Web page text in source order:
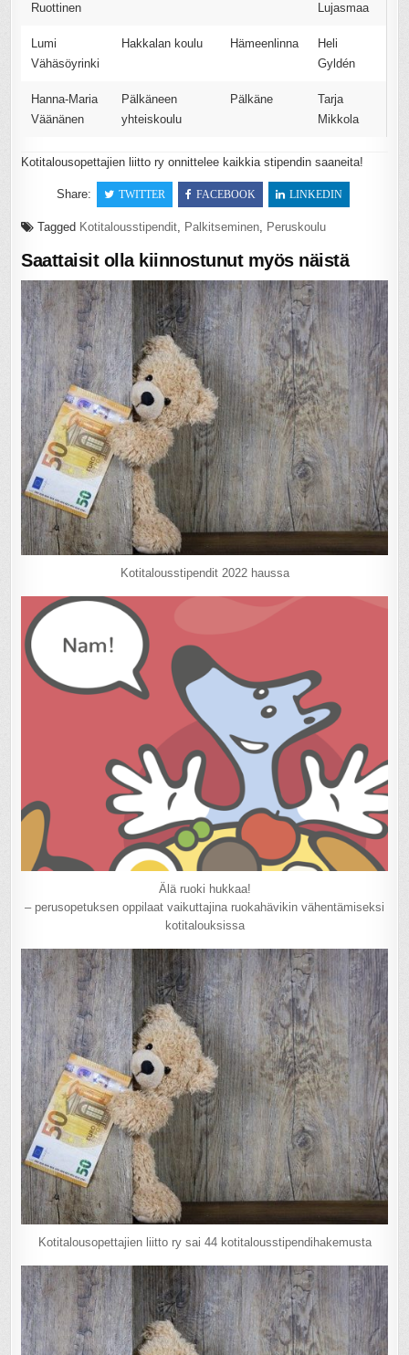
Ruottinen
Lujasmaa
Lumi
Vähäsöyrinki
Hakkalan koulu Hämeenlinna
Heli
Gyldén
Hanna-Maria
Väänänen
Pälkäneen
yhteiskoulu
Pälkäne
Tarja
Mikkola
Kotitalousopettajien liitto ry onnittelee kaikkia stipendin saaneita!
Share: TWITTER FACEBOOK LINKEDIN
Tagged Kotitalousstipendit, Palkitseminen, Peruskoulu
Saattaisit olla kiinnostunut myös näistä
Kotitalousstipendit 2022 haussa
Älä ruoki hukkaa!
– perusopetuksen oppilaat vaikuttajina ruokahävikin vähentämiseksi
kotitalouksissa
Kotitalousopettajien liitto ry sai 44 kotitalousstipendihakemusta